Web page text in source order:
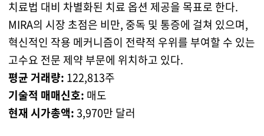
치료법 대비 차별화된 치료 옵션 제공을 목표로 한다.
MIRA의 시장 초점은 비만, 중독 및 통증에 걸쳐 있으며,
혁신적인 작용 메커니즘이 전략적 우위를 부여할 수 있는
고수요 전문 제약 부문에 위치하고 있다.
평균 거래량: 122,813주
기술적 매매신호: 매도
현재 시가총액:3,970만 달러